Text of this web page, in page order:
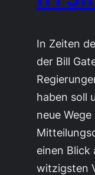
In Zeiten
der Bill
haben soll
neue
einen Blick
witzigsten